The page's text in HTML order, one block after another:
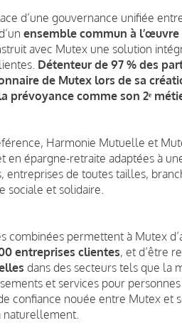
d’une gouvernance unifiée
ensemble commun à l’œuvre
avec Mutex une solution
Détenteur de 97 % des
de Mutex lors de sa
prévoyance comme son 2ᵉ
Harmonie Mutuelle et
en épargne-retraite adaptées à
entreprises de toutes tailles,
sociale et solidaire.
combinées permettent à Mutex
entreprises clientes, et d’être
dans des secteurs tels que la
et services pour
confiance nouée entre Mutex et
naturellement.